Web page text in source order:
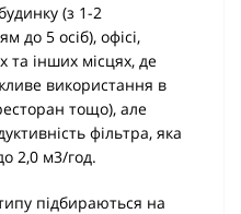
(з 1-2
до 5 осіб), офісі,
та інших місцях, де
використання в
тощо), але
фільтра, яка
2,0 м3/год.
підбираються на